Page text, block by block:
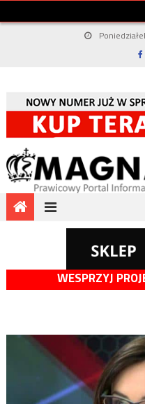
WESPRZYJ